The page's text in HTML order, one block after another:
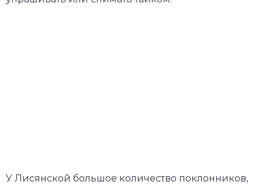
У Лисянской большое количество поклонников,